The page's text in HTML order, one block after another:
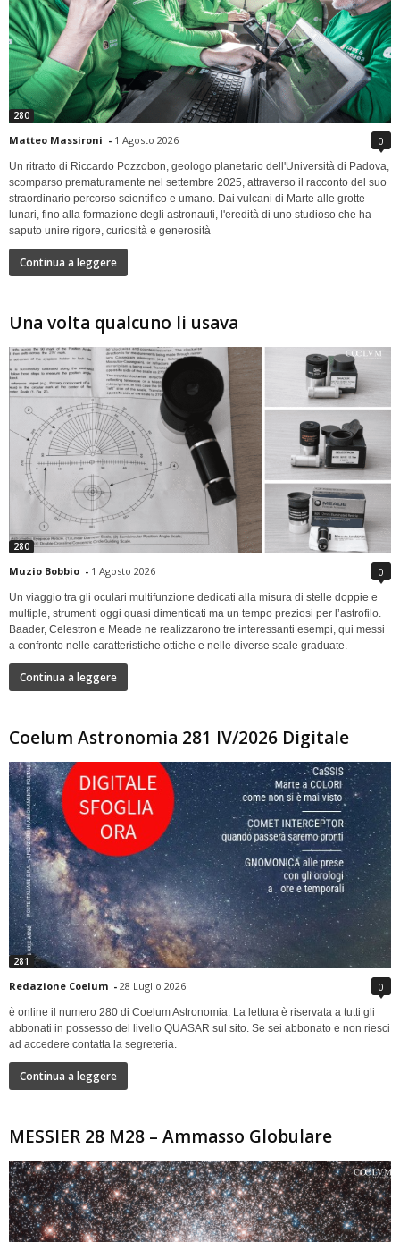
280
Matteo Massironi - 1 Agosto 2026 0
Un ritratto di Riccardo Pozzobon, geologo planetario dell'Università di Padova,
scomparso prematuramente nel settembre 2025, attraverso il racconto del suo
straordinario percorso scientifico e umano. Dai vulcani di Marte alle grotte
lunari, fino alla formazione degli astronauti, l'eredità di uno studioso che ha
saputo unire rigore, curiosità e generosità
Continua a leggere
Una volta qualcuno li usava
280
Muzio Bobbio - 1 Agosto 2026 0
Un viaggio tra gli oculari multifunzione dedicati alla misura di stelle doppie e
multiple, strumenti oggi quasi dimenticati ma un tempo preziosi per l’astrofilo.
Baader, Celestron e Meade ne realizzarono tre interessanti esempi, qui messi
a confronto nelle caratteristiche ottiche e nelle diverse scale graduate.
Continua a leggere
Coelum Astronomia 281 IV/2026 Digitale
281
Redazione Coelum - 28 Luglio 2026 0
è online il numero 280 di Coelum Astronomia. La lettura è riservata a tutti gli
abbonati in possesso del livello QUASAR sul sito. Se sei abbonato e non riesci
ad accedere contatta la segreteria.
Continua a leggere
MESSIER 28 M28 – Ammasso Globulare